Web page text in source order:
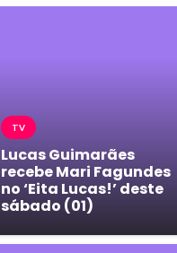
TV
Lucas Guimarães
recebe Mari Fagundes
no ‘Eita Lucas!’ deste
sábado (01)